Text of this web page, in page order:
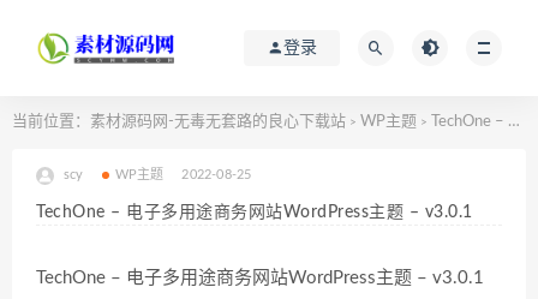
登录
当前位置： 素材源码网-无毒无套路的良心下载站 > WP主题 > TechOne – 电子多用途商务网站WordPress主题 – v3.0.1
scy WP主题 2022-08-25
TechOne – 电子多用途商务网站WordPress主题 – v3.0.1
TechOne – 电子多用途商务网站WordPress主题 – v3.0.1